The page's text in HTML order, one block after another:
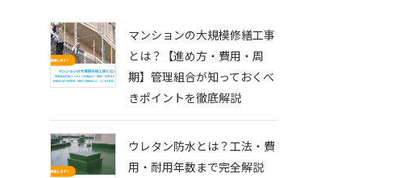
マンションの大規模修繕工事
とは？【進め方・費用・周
期】管理組合が知っておくべ
きポイントを徹底解説
ウレタン防水とは？工法・費
用・耐用年数まで完全解説